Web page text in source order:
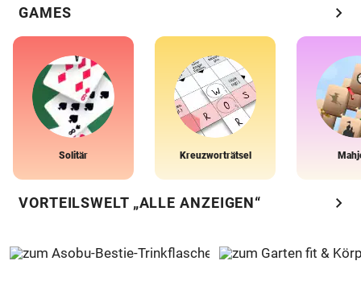
GAMES chevron_right
Solitär Kreuzworträtsel
VORTEILSWELT „ALLE ANZEIGEN“ chevron_right